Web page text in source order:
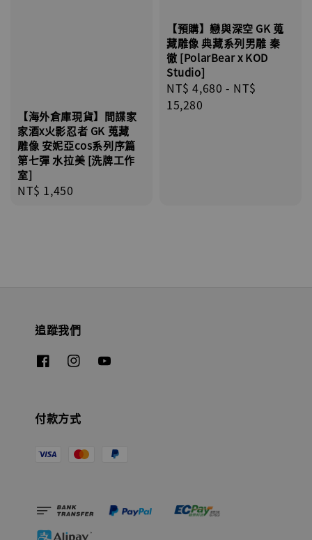
【海外倉庫現貨】間諜家
家酒x火影忍者 GK 蒐藏
雕像 安妮亞cos系列序篇
第七彈 水拉美 [洗牌工作
室]
Regular
NT$ 1,450
【預購】戀與深空 GK 蒐
藏雕像 典藏系列男雕 秦
徹 [PolarBear x KOD
Studio]
Regular
price
NT$ 4,680 - NT$
15,280
追蹤我們
付款方式